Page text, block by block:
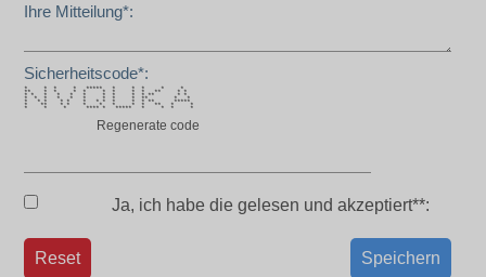
Ihre Mitteilung*:
Sicherheitscode*:
* * * * ***** * * * * *
** * * * * * * * * ** * *
* * * * * * * * * * ** * *
* * * * * * * * * ** * *
* * * * * * * * * * * ** *****
* ** * * * * * * * ** * *
* * * **** * ***** * * * *
Regenerate code
Ja, ich habe die gelesen und akzeptiert**:
Speichern
Reset